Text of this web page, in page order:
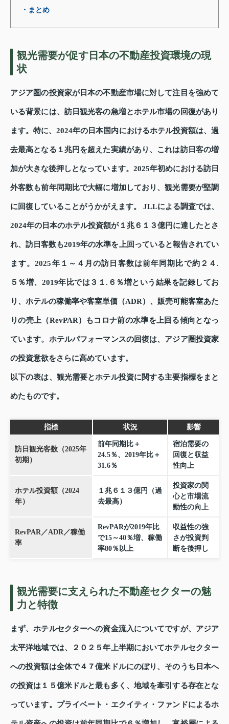
・まとめ
観光需要が促す日本の不動産投資環境の現
状
アジア圏の投資家が日本の不動産市場に対して注目を強めて
いる背景には、訪日観光客の急増とホテル市場の回復があり
ます。特に、2024年の日本国内におけるホテル投資額は、過
去最高となる１兆円を超えた実績があり、これは訪日客の増
加が大きな後押しとなっています。2025年初めにおける訪日
外客数も前年同期比で大幅に増加しており、観光需要が堅調
に回復していることがうかがえます。 JLLによる調査では、
2024年の日本のホテル投資額が１兆６１３億円に達したとさ
れ、訪日客数も2019年の水準を上回っていると報告されてい
ます。2025年１～４月の訪日客数は前年同期比で約２４.
５％増、2019年比では３１.６％増という結果を記録してお
り、ホテルの稼働率や客室単価（ADR）、販売可能客室あた
りの売上（RevPAR）もコロナ前の水準を上回る傾向となっ
ています。ホテルパフォーマンスの回復は、アジア圏投資家
の投資意欲をさらに高めています。
以下の表は、観光需要とホテル投資に関する主要指標をまと
めたものです。
指標 状況 影響
訪日観光客数（2025年
初期）
前年同期比＋
24.5％、2019年比＋
31.6％
宿泊需要の
回復と収益
性向上
ホテル投資額（2024
年）
１兆６１３億円（過
去最高）
投資家の関
心と市場流
動性の向上
RevPAR／ADR／稼働
率
RevPARが2019年比
で15～40％増、稼働
率80％以上
収益性の強
さが投資判
断を後押し
観光需要に支えられた不動産セクターの魅
力と特徴
まず、ホテルセクターへの資金流入についてですが、アジア
太平洋地域では、２０２５年上半期においてホテルセクター
への投資額は全体で４７億米ドルにのぼり、そのうち日本へ
の投資は１５億米ドルと最も多く、地域を牽引する存在とな
っています。プライベート・エクイティ・ファンドによるホ